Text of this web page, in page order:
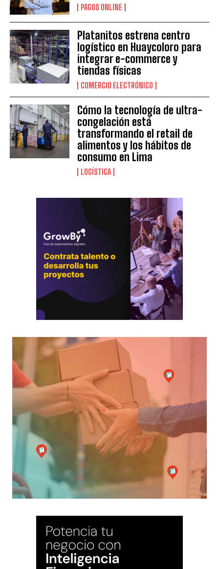
PAGOS ONLINE
Platanitos estrena centro
logístico en Huaycoloro para
integrar e-commerce y
tiendas físicas
COMERCIO ELECTRÓNICO
Cómo la tecnología de ultra-
congelación está
transformando el retail de
alimentos y los hábitos de
consumo en Lima
LOGÍSTICA